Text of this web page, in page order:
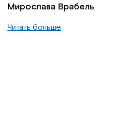
Мирослава Врабель
Читать больше